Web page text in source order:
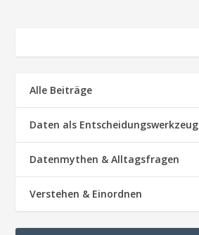
Alle Beiträge
Daten als Entscheidungswerkzeug
Datenmythen & Alltagsfragen
Verstehen & Einordnen